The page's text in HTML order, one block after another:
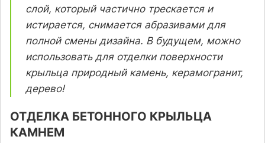
слой, который частично трескается и
истирается, снимается абразивами для
полной смены дизайна. В будущем, можно
использовать для отделки поверхности
крыльца природный камень, керамогранит,
дерево!
ОТДЕЛКА БЕТОННОГО КРЫЛЬЦА
КАМНЕМ